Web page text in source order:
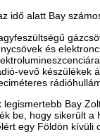
idő alatt Bay
és
vevő készülékek
legismertebb Bay
be, hogy sikerült a
egy Földön kívüli